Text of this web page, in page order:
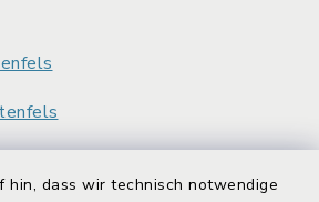
hin, dass wir technisch notwendige